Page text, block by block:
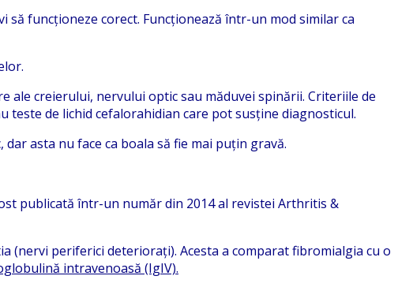
funcționeze corect. Funcționează într-un mod similar ca
ale creierului, nervului optic sau măduvei spinării. Criteriile de
teste de lichid cefalorahidian care pot susține diagnosticul.
asta nu face ca boala să fie mai puțin gravă.
publicată într-un număr din 2014 al revistei Arthritis &
(nervi periferici deteriorați). Acesta a comparat fibromialgia cu o
intravenoasă (IgIV).